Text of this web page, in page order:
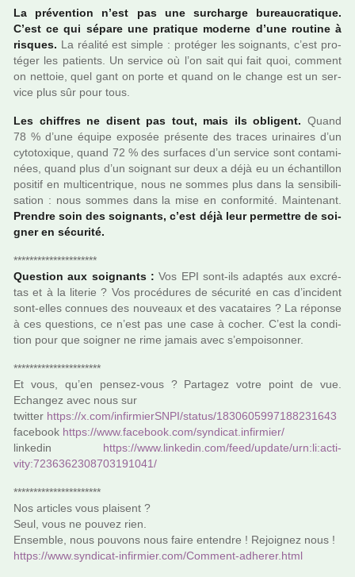
La pré­ven­tion n’est pas une sur­charge bureau­cra­ti­que.
C’est ce qui sépare une pra­ti­que moderne d’une rou­tine à
ris­ques. La réa­lité est simple : pro­té­ger les soi­gnants, c’est pro­
té­ger les patients. Un ser­vice où l’on sait qui fait quoi, com­ment
on net­toie, quel gant on porte et quand on le change est un ser­
vice plus sûr pour tous.
Les chif­fres ne disent pas tout, mais ils obli­gent. Quand
78 % d’une équipe expo­sée pré­sente des traces uri­nai­res d’un
cyto­toxi­que, quand 72 % des sur­fa­ces d’un ser­vice sont conta­mi­
nées, quand plus d’un soi­gnant sur deux a déjà eu un échantillon
posi­tif en mul­ti­cen­tri­que, nous ne sommes plus dans la sen­si­bi­li­
sa­tion : nous sommes dans la mise en confor­mité. Maintenant.
Prendre soin des soi­gnants, c’est déjà leur per­met­tre de soi­
gner en sécu­rité.
*********************
Question aux soi­gnants : Vos EPI sont-ils adap­tés aux excré­
tas et à la lite­rie ? Vos pro­cé­du­res de sécu­rité en cas d’inci­dent
sont-elles connues des nou­veaux et des vaca­tai­res ? La réponse
à ces ques­tions, ce n’est pas une case à cocher. C’est la condi­
tion pour que soi­gner ne rime jamais avec s’empoi­son­ner.
**********************
Et vous, qu’en pensez-vous ? Partagez votre point de vue.
Echangez avec nous sur
twit­ter https://x.com/infir­mierSNPI/status/1830605997188231643
face­book https://www.face­book.com/syn­di­cat.infir­mier/
lin­ke­din https://www.lin­ke­din.com/feed/update/urn:li:acti­
vity:7236362308703191041/
**********************
Nos arti­cles vous plai­sent ?
Seul, vous ne pouvez rien.
Ensemble, nous pou­­vons nous faire enten­­dre ! Rejoignez nous !
https://www.syn­di­cat-infir­mier.com/Comment-adhe­rer.html